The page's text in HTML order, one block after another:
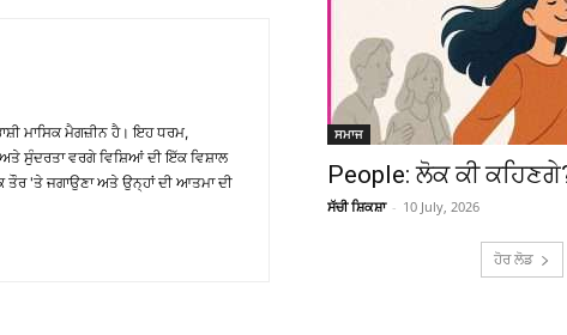
ਮਾਸਿਕ ਮੈਗਜ਼ੀਨ ਹੈ। ਇਹ ਧਰਮ,
ਸੁੰਦਰਤਾ ਵਰਗੇ ਵਿਸ਼ਿਆਂ ਦੀ ਇੱਕ ਵਿਸ਼ਾਲ
'ਤੇ ਜਗਾਉਣਾ ਅਤੇ ਉਨ੍ਹਾਂ ਦੀ ਆਤਮਾ ਦੀ
ਸਮਾਜ
People: ਲੋਕ ਕੀ
ਸੱਚੀ ਸ਼ਿਕਸ਼ਾ - 10 July, 2026
ਹੋਰ ਲੋਡ